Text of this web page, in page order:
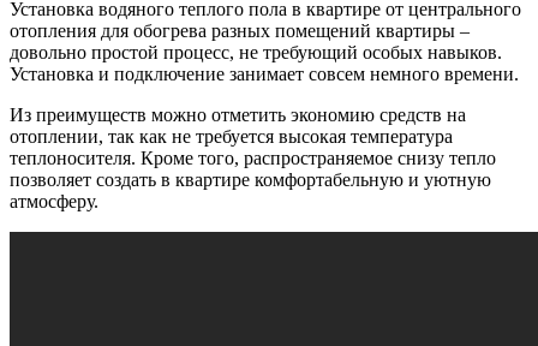
Установка водяного теплого пола в квартире от центрального
отопления для обогрева разных помещений квартиры –
довольно простой процесс, не требующий особых навыков.
Установка и подключение занимает совсем немного времени.
Из преимуществ можно отметить экономию средств на
отоплении, так как не требуется высокая температура
теплоносителя. Кроме того, распространяемое снизу тепло
позволяет создать в квартире комфортабельную и уютную
атмосферу.